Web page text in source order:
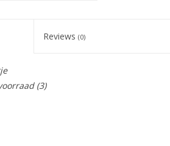
Reviews (0)
(3)